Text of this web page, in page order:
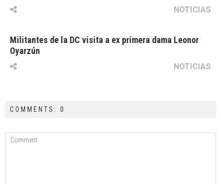
NOTICIAS
Militantes de la DC visita a ex primera dama Leonor
Oyarzún
NOTICIAS
COMMENTS: 0